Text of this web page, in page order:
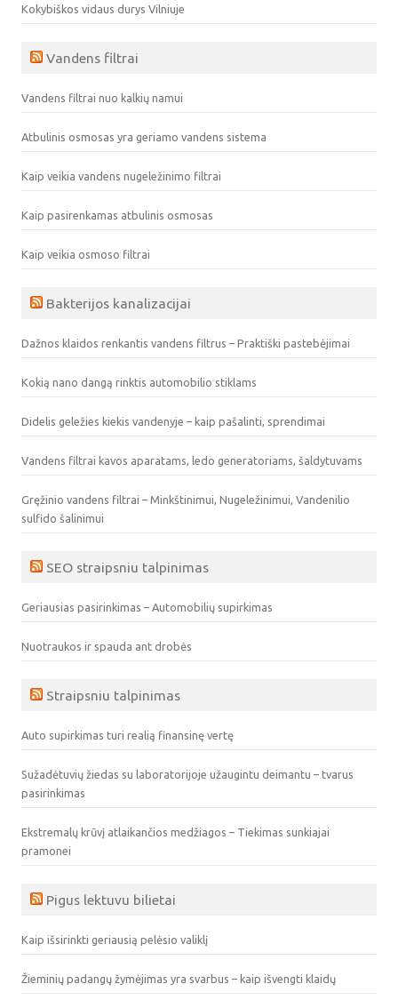
Kokybiškos vidaus durys Vilniuje
Vandens filtrai
Vandens filtrai nuo kalkių namui
Atbulinis osmosas yra geriamo vandens sistema
Kaip veikia vandens nugeležinimo filtrai
Kaip pasirenkamas atbulinis osmosas
Kaip veikia osmoso filtrai
Bakterijos kanalizacijai
Dažnos klaidos renkantis vandens filtrus – Praktiški pastebėjimai
Kokią nano dangą rinktis automobilio stiklams
Didelis geležies kiekis vandenyje – kaip pašalinti, sprendimai
Vandens filtrai kavos aparatams, ledo generatoriams, šaldytuvams
Gręžinio vandens filtrai – Minkštinimui, Nugeležinimui, Vandenilio
sulfido šalinimui
SEO straipsniu talpinimas
Geriausias pasirinkimas – Automobilių supirkimas
Nuotraukos ir spauda ant drobės
Straipsniu talpinimas
Auto supirkimas turi realią finansinę vertę
Sužadėtuvių žiedas su laboratorijoje užaugintu deimantu – tvarus
pasirinkimas
Ekstremalų krūvį atlaikančios medžiagos – Tiekimas sunkiajai
pramonei
Pigus lektuvu bilietai
Kaip išsirinkti geriausią pelėsio valiklį
Žieminių padangų žymėjimas yra svarbus – kaip išvengti klaidų